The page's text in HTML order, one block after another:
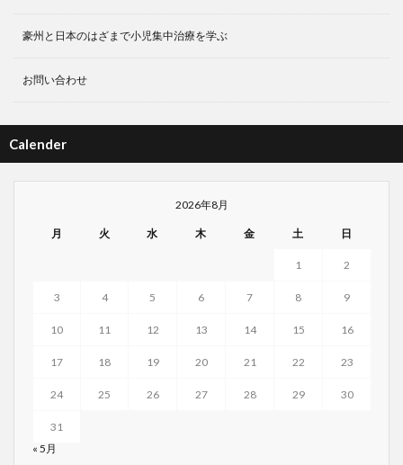
豪州と日本のはざまで小児集中治療を学ぶ
お問い合わせ
Calender
2026年8月
月 火 水 木 金 土 日
1 2
3 4 5 6 7 8 9
10 11 12 13 14 15 16
17 18 19 20 21 22 23
24 25 26 27 28 29 30
31
« 5月